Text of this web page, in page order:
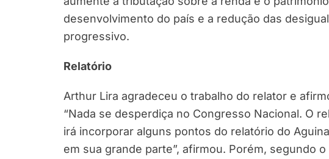
desenvolvimento do país e a redução das
progressivo.
Relatório
Arthur Lira agradeceu o trabalho do relator e
“Nada se desperdiça no Congresso Nacional. O
irá incorporar alguns pontos do relatório do
em sua grande parte”, afirmou. Porém, segundo